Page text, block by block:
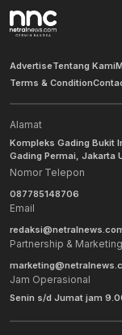
AdvertiseTentang Kami
Terms & Condition
Alamat
Kompleks Gading Bukit
Gading Permai, Jakarta
Nomor Telepon
087785148706
Email
Partnership & Marketing
Jam Operasional
Senin s/d Jumat jam